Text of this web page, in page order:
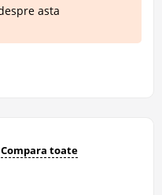
asta
Compara toate